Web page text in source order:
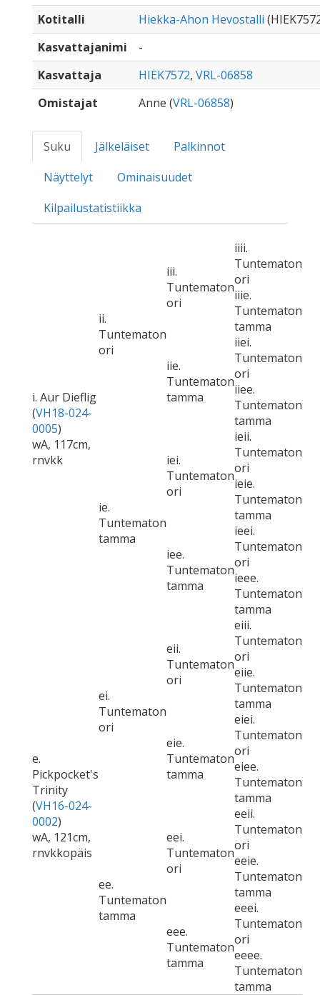
Kotitalli
Hiekka-Ahon Hevostalli
Kasvattajanimi
-
Kasvattaja
HIEK7572, VRL-06858
Omistajat
Anne (VRL-06858)
Suku Jälkeläiset
Palkinnot
Näyttelyt
Ominaisuudet
Kilpailustatistiikka
i. Aur Dieflig
(VH18-024-
0005)
wA, 117cm,
rnvkk
ii.
Tuntematon
ori
iii.
Tuntematon
ori
iiii.
Tuntematon
ori
iiie.
Tuntematon
tamma
iie.
Tuntematon
tamma
iiei.
Tuntematon
ori
iiee.
Tuntematon
tamma
ie.
Tuntematon
tamma
iei.
Tuntematon
ori
ieii.
Tuntematon
ori
ieie.
Tuntematon
tamma
iee.
Tuntematon
tamma
ieei.
Tuntematon
ori
ieee.
Tuntematon
tamma
e.
Pickpocket's
Trinity
(VH16-024-
0002)
wA, 121cm,
rnvkkopäis
ei.
Tuntematon
ori
eii.
Tuntematon
ori
eiii.
Tuntematon
ori
eiie.
Tuntematon
tamma
eie.
Tuntematon
tamma
eiei.
Tuntematon
ori
eiee.
Tuntematon
tamma
ee.
Tuntematon
tamma
eei.
Tuntematon
ori
eeii.
Tuntematon
ori
eeie.
Tuntematon
tamma
eee.
Tuntematon
tamma
eeei.
Tuntematon
ori
eeee.
Tuntematon
tamma